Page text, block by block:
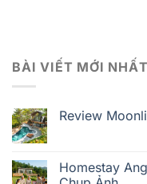
BÀI VIẾT MỚI NHẤT
Review
Homestay